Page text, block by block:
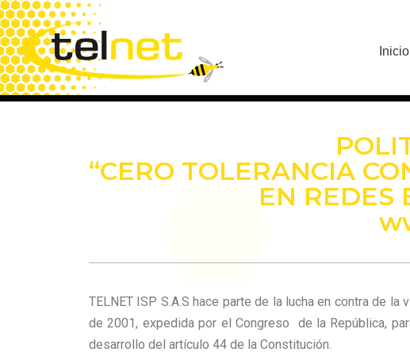
Saltar
al
contenido
Inicio
“CERO TOLERANCIA
EN REDES
TELNET ISP S.A.S hace parte de la lucha en contra de
de 2001, expedida por el Congreso de la República,
desarrollo del artículo 44 de la Constitución.